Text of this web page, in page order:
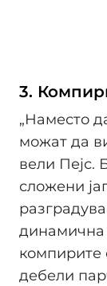
3.
„Наместо
можат да
вели Пејс.
сложени
динамична
компирите
дебели